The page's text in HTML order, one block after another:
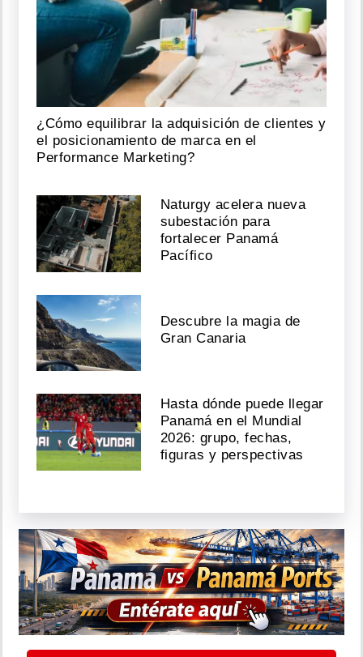
¿Cómo equilibrar la adquisición de clientes y
el posicionamiento de marca en el
Performance Marketing?
Naturgy acelera nueva
subestación para
fortalecer Panamá
Pacífico
Descubre la magia de
Gran Canaria
Hasta dónde puede llegar
Panamá en el Mundial
2026: grupo, fechas,
figuras y perspectivas